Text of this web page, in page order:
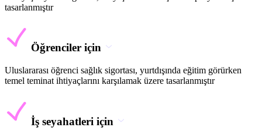
tasarlanmıştır
Öğrenciler için
Uluslararası öğrenci sağlık sigortası, yurtdışında eğitim görürken
temel teminat ihtiyaçlarını karşılamak üzere tasarlanmıştır
İş seyahatleri için